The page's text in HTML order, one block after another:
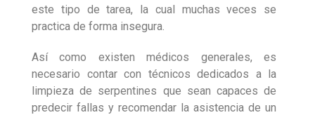
este tipo de tarea, la cual muchas veces se
practica de forma insegura.
Así como existen médicos generales, es
necesario contar con técnicos dedicados a la
limpieza de serpentines que sean capaces de
predecir fallas y recomendar la asistencia de un